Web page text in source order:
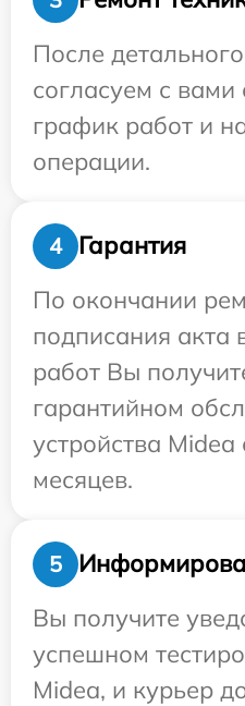
После
согласуем с вами
график работ и
операции.
4
Гарантия
По окончании
подписания акта
работ Вы
гарантийном
устройства
месяцев.
5
Вы получите
успешном
Midea, и курьер